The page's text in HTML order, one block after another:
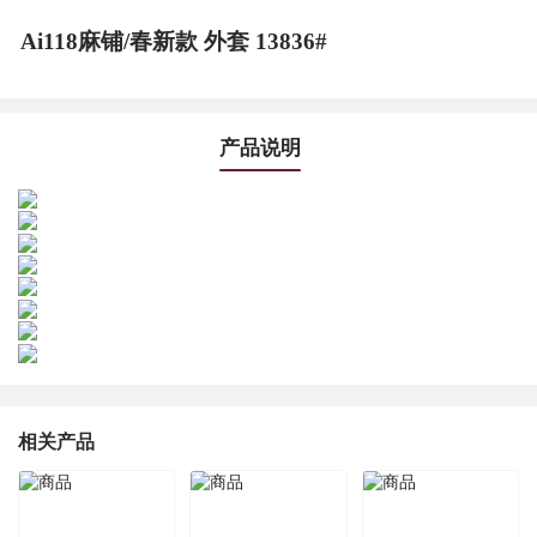
Ai118麻铺/春新款 外套 13836#
产品说明
相关产品